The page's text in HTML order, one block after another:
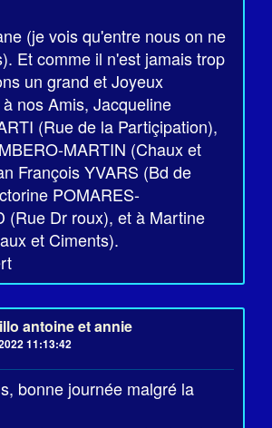
(je vois qu'entre nous on ne
Et comme il n'est jamais trop
un grand et Joyeux
nos Amis, Jacqueline
(Rue de la Partiçipation),
MARTIN (Chaux et
François YVARS (Bd de
POMARES-
(Rue Dr roux), et à Martine
et Ciments).
antoine et annie
11:13:42
bonne journée malgré la